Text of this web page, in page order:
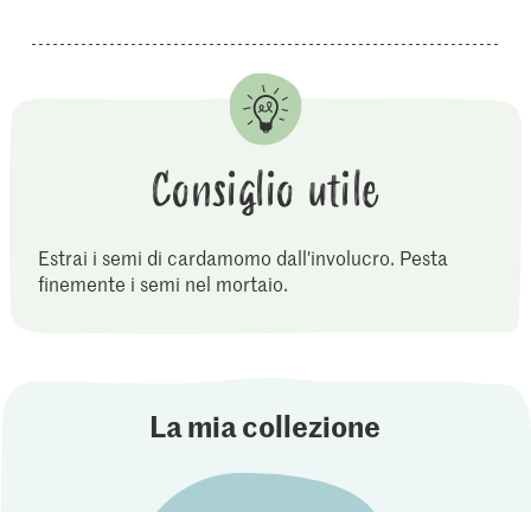
Consiglio utile
Estrai i semi di cardamomo dall'involucro. Pesta
finemente i semi nel mortaio.
La mia collezione